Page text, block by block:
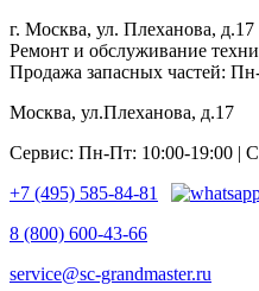
г. Москва, ул. Плеханова, д.17
Ремонт и обслуживание
Продажа запасных частей:
Москва, ул.Плеханова, д.17
Сервис: Пн-Пт: 10:00-19:00 |
+7 (495) 585-84-81
8 (800) 600-43-66
service@sc-grandmaster.ru